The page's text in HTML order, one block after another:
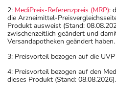
2: MediPreis-Referenzpreis (MRP):
die Arzneimittel-
Produkt ausweist (Stand:
zwischenzeitlich geändert und
Versandapotheken geändert haben.
3: Preisvorteil bezogen auf die
4: Preisvorteil bezogen auf den
dieses Produkt (Stand: 08.08.2026).